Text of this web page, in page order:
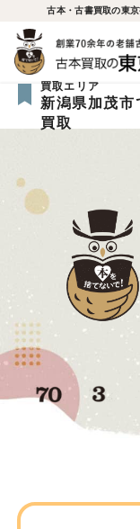
古本・古書買取の東
買取エリア
新潟県加茂市
買取